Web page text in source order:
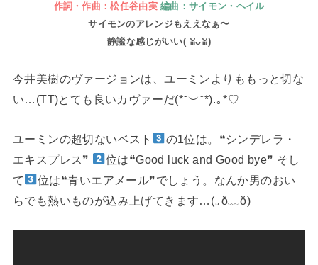
作詞・作曲：松任谷由実編曲：サイモン・ヘイル
サイモンのアレンジもええなぁ〜
静謐な感じがいい(⁠ ⁠ꈍ⁠ᴗ⁠ꈍ⁠)
今井美樹のヴァージョンは、ユーミンよりももっと切な
い…(TT)とても良いカヴァーだ(⁠*⁠˘⁠︶⁠˘⁠*⁠)⁠.⁠｡⁠*⁠♡
ユーミンの超切ないベスト
の1位は。❝シンデレラ・
エキスプレス❞
位は❝Good luck and Good bye❞ そし
て
位は❝青いエアメール❞でしょう。なんか男のおい
らでも熱いものが込み上げてきます…(⁠｡⁠ŏ⁠﹏⁠ŏ⁠)